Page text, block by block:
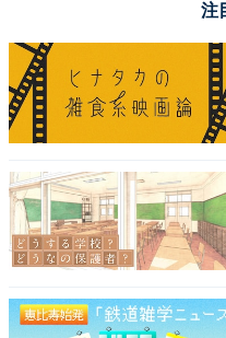
「北海道を代表する温
鮮な海の幸を存分に味
／石川県）
「地獄谷の熱を利用
きるから」（50代男性
注